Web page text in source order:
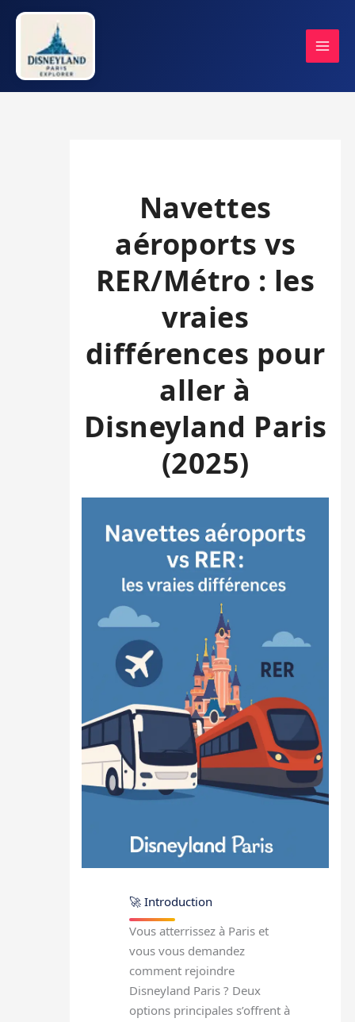
Aller
contenu
Navettes
aéroports vs
RER/Métro : les
vraies
différences pour
aller à
Disneyland Paris
(2025)
🚀 Introduction
Vous atterrissez à Paris et
vous vous demandez
comment rejoindre
Disneyland Paris ? Deux
options principales s’offrent à